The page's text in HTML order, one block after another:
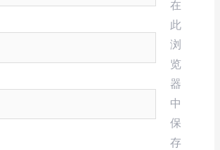
在
此
浏
览
器
中
保
存